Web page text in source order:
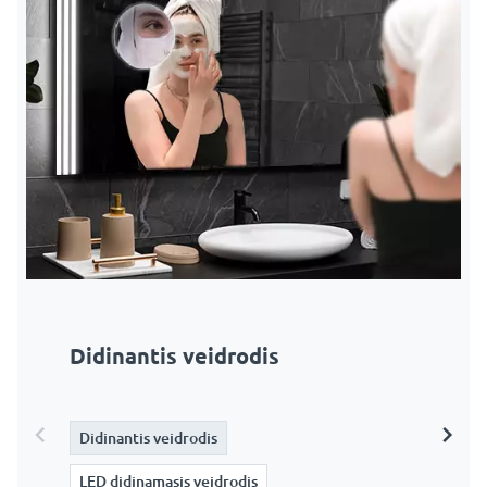
Didinantis veidrodis
Didinantis veidrodis
LED didinamasis veidrodis
LED didinamasis veidrodis
Didinantis veidrodis
LED didinamasis veidrodis
LED didinamasis veidrodis +
Didinantis veidrodis